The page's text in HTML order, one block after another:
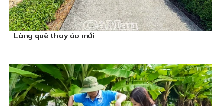
Làng quê thay áo mới